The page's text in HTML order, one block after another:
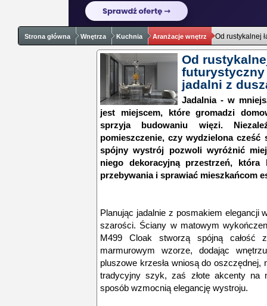
Strona główna Wnętrza Kuchnia Aranżacje wnętrz Od rustykalnej
Od
jadalni z
Jadalnia - w
jest miejscem, które gromadzi
sprzyja budowaniu więzi.
pomieszczenie, czy wydzielona
spójny wystrój pozwoli wyróżnić
niego dekoracyjną przestrzeń, która
przebywania i sprawiać mieszkańcom
Planując jadalnie z posmakiem elegancji
szarości. Ściany w matowym
M499 Cloak stworzą spójną całość
marmurowym wzorze, dodając
pluszowe krzesła wniosą do
tradycyjny szyk, zaś złote akcenty na
sposób wzmocnią elegancję wystroju.